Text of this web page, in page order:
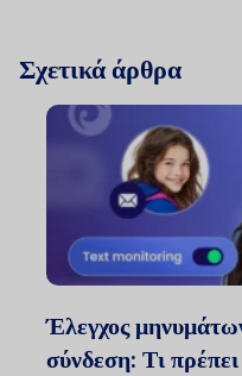
Σχετικά άρθρα
Έλεγχος
σύνδεση: Τι